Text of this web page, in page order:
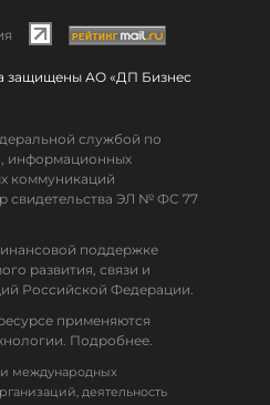
защищены АО «ДП Бизнес
службой по
информационных
коммуникаций
свидетельства ЭЛ № ФС 77
поддержке
развития, связи и
Российской Федерации.
применяются
Подробнее.
международных
деятельность